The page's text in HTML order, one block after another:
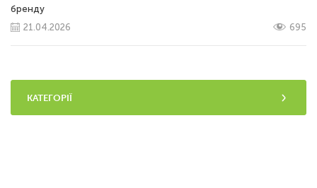
бренду
21.04.2026
695
КАТЕГОРІЇ